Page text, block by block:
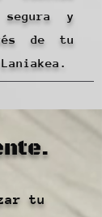
segura y
de tu
tu